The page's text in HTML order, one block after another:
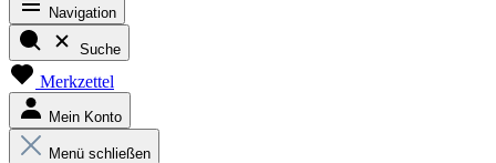
Navigation
Suche
Merkzettel
Mein Konto
Menü schließen